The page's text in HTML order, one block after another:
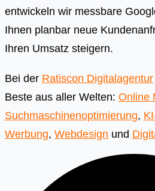
entwickeln wir messbare
Ihnen planbar neue
Ihren Umsatz steigern.
Bei der Ratiscon Digitalagentur
Beste aus aller Welten: Online
Suchmaschinenoptimierung,
Werbung, Webdesign und